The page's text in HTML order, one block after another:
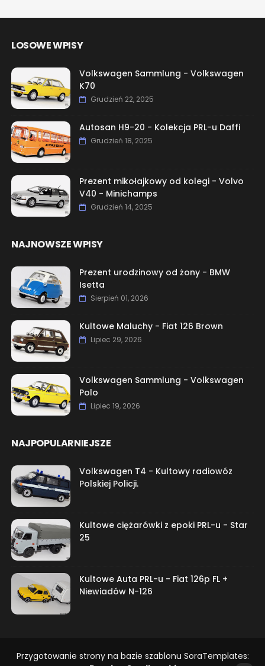
LOSOWE WPISY
Volkswagen Sammlung - Volkswagen
K70
Grudzień 22, 2025
Autosan H9-20 - Kolekcja PRL-u Daffi
Grudzień 18, 2025
Prezent mikołajkowy od kolegi - Volvo
V40 - Minichamps
Grudzień 14, 2025
NAJNOWSZE WPISY
Prezent urodzinowy od żony - BMW
Isetta
Sierpień 01, 2026
Kultowe Maluchy - Fiat 126 Brown
Lipiec 29, 2026
Volkswagen Sammlung - Volkswagen
Polo
Lipiec 19, 2026
NAJPOPULARNIEJSZE
Volkswagen T4 - Kultowy radiowóz
Polskiej Policji.
Kultowe ciężarówki z epoki PRL-u - Star
25
Kultowe Auta PRL-u - Fiat 126p FL +
Niewiadów N-126
Przygotowanie strony na bazie szablonu SoraTemplates: